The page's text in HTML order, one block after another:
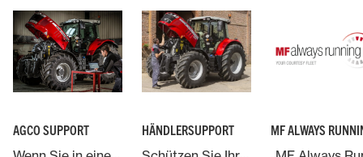
AGCO SUPPORT
HÄNDLERSUPPORT
MF ALWAYS